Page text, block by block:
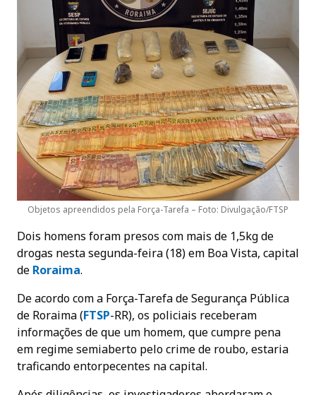
Objetos apreendidos pela Força-Tarefa – Foto: Divulgação/FTSP
Dois homens foram presos com mais de 1,5kg de
drogas nesta segunda-feira (18) em Boa Vista, capital
de Roraima.
De acordo com a Força-Tarefa de Segurança Pública
de Roraima (FTSP-RR), os policiais receberam
informações de que um homem, que cumpre pena
em regime semiaberto pelo crime de roubo, estaria
traficando entorpecentes na capital.